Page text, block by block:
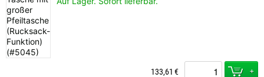
133,61 € +